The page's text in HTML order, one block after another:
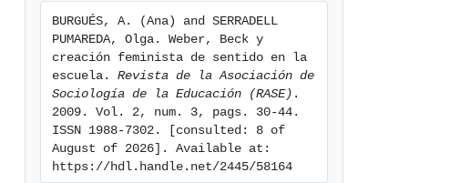
BURGUÉS, A. (Ana) and SERRADELL
PUMAREDA, Olga. Weber, Beck y
creación feminista de sentido en la
escuela. Revista de la Asociación de
Sociología de la Educación (RASE) .
2009. Vol. 2, num. 3, pags. 30-44.
ISSN 1988-7302. [consulted: 8 of
August of 2026]. Available at:
https://hdl.handle.net/2445/58164